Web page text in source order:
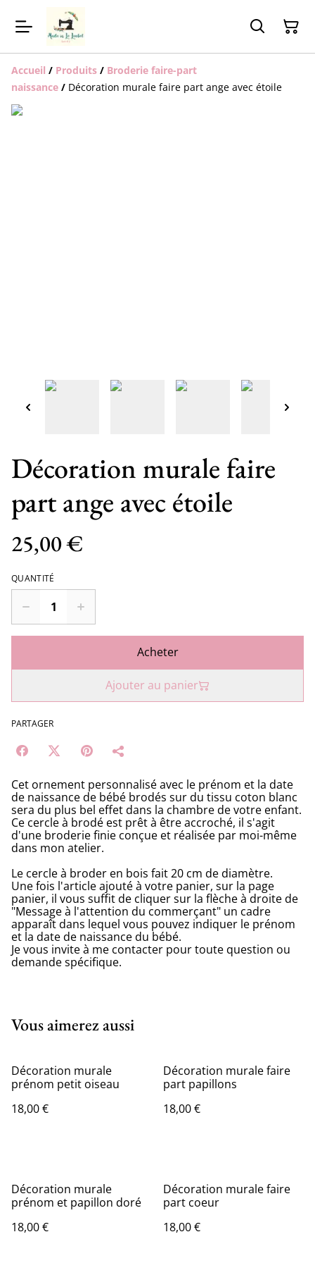
Accueil / Produits / Broderie faire-part
naissance / Décoration murale faire part ange avec étoile
Décoration murale faire
part ange avec étoile
25,00 €
QUANTITÉ
Acheter
Ajouter au panier
PARTAGER
Cet ornement personnalisé avec le prénom et la date
de naissance de bébé brodés sur du tissu coton blanc
sera du plus bel effet dans la chambre de votre enfant.
Ce cercle à brodé est prêt à être accroché, il s'agit
d'une broderie finie conçue et réalisée par moi-même
dans mon atelier.
Le cercle à broder en bois fait 20 cm de diamètre.
Une fois l'article ajouté à votre panier, sur la page
panier, il vous suffit de cliquer sur la flèche à droite de
"Message à l'attention du commerçant" un cadre
apparaît dans lequel vous pouvez indiquer le prénom
et la date de naissance du bébé.
Je vous invite à me contacter pour toute question ou
demande spécifique.
Vous aimerez aussi
Décoration murale
prénom petit oiseau
18,00 €
Décoration murale faire
part papillons
18,00 €
Décoration murale
prénom et papillon doré
18,00 €
Décoration murale faire
part coeur
18,00 €